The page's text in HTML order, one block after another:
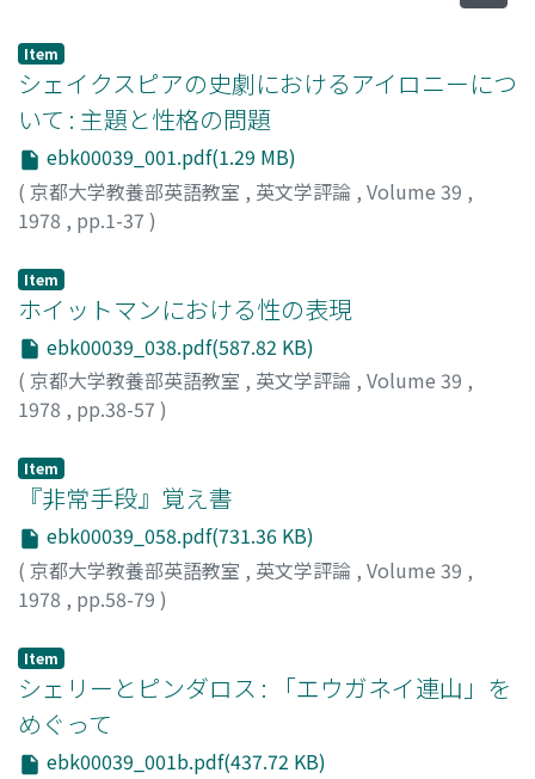
Item
シェイクスピアの史劇におけるアイロニーにつ
いて : 主題と性格の問題
ebk00039_001.pdf(1.29 MB)
( 京都大学教養部英語教室 , 英文学評論 , Volume 39 ,
1978 , pp.1-37 )
Item
ホイットマンにおける性の表現
ebk00039_038.pdf(587.82 KB)
( 京都大学教養部英語教室 , 英文学評論 , Volume 39 ,
1978 , pp.38-57 )
Item
『非常手段』覚え書
ebk00039_058.pdf(731.36 KB)
( 京都大学教養部英語教室 , 英文学評論 , Volume 39 ,
1978 , pp.58-79 )
Item
シェリーとピンダロス : 「エウガネイ連山」を
めぐって
ebk00039_001b.pdf(437.72 KB)